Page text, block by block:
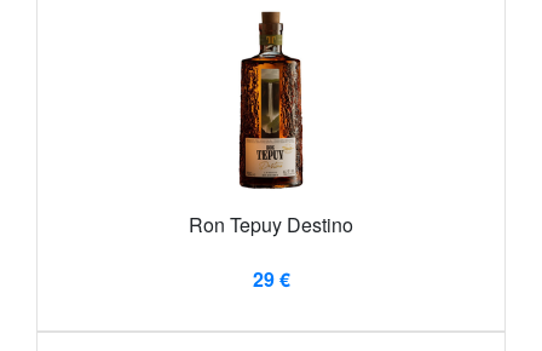
Ron Tepuy Destino
29 €